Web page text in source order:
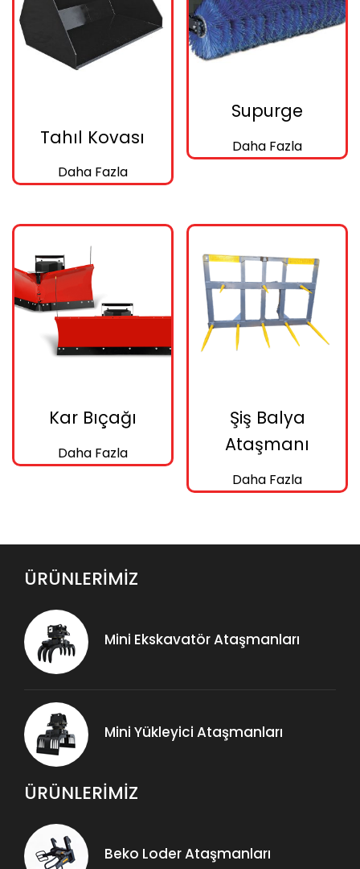
Tahıl Kovası
Daha Fazla
Supurge
Daha Fazla
Kar Bıçağı
Daha Fazla
Şiş Balya
Ataşmanı
Daha Fazla
ÜRÜNLERİMİZ
Mini Ekskavatör Ataşmanları
Mini Yükleyici Ataşmanları
ÜRÜNLERİMİZ
Beko Loder Ataşmanları